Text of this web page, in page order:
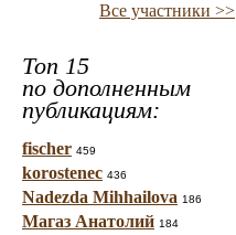
Все участники >>
Топ 15
по дополненным
публикациям:
fischer 459
korostenec 436
Nadezda Mihhailova 186
Магаз Анатолий 184